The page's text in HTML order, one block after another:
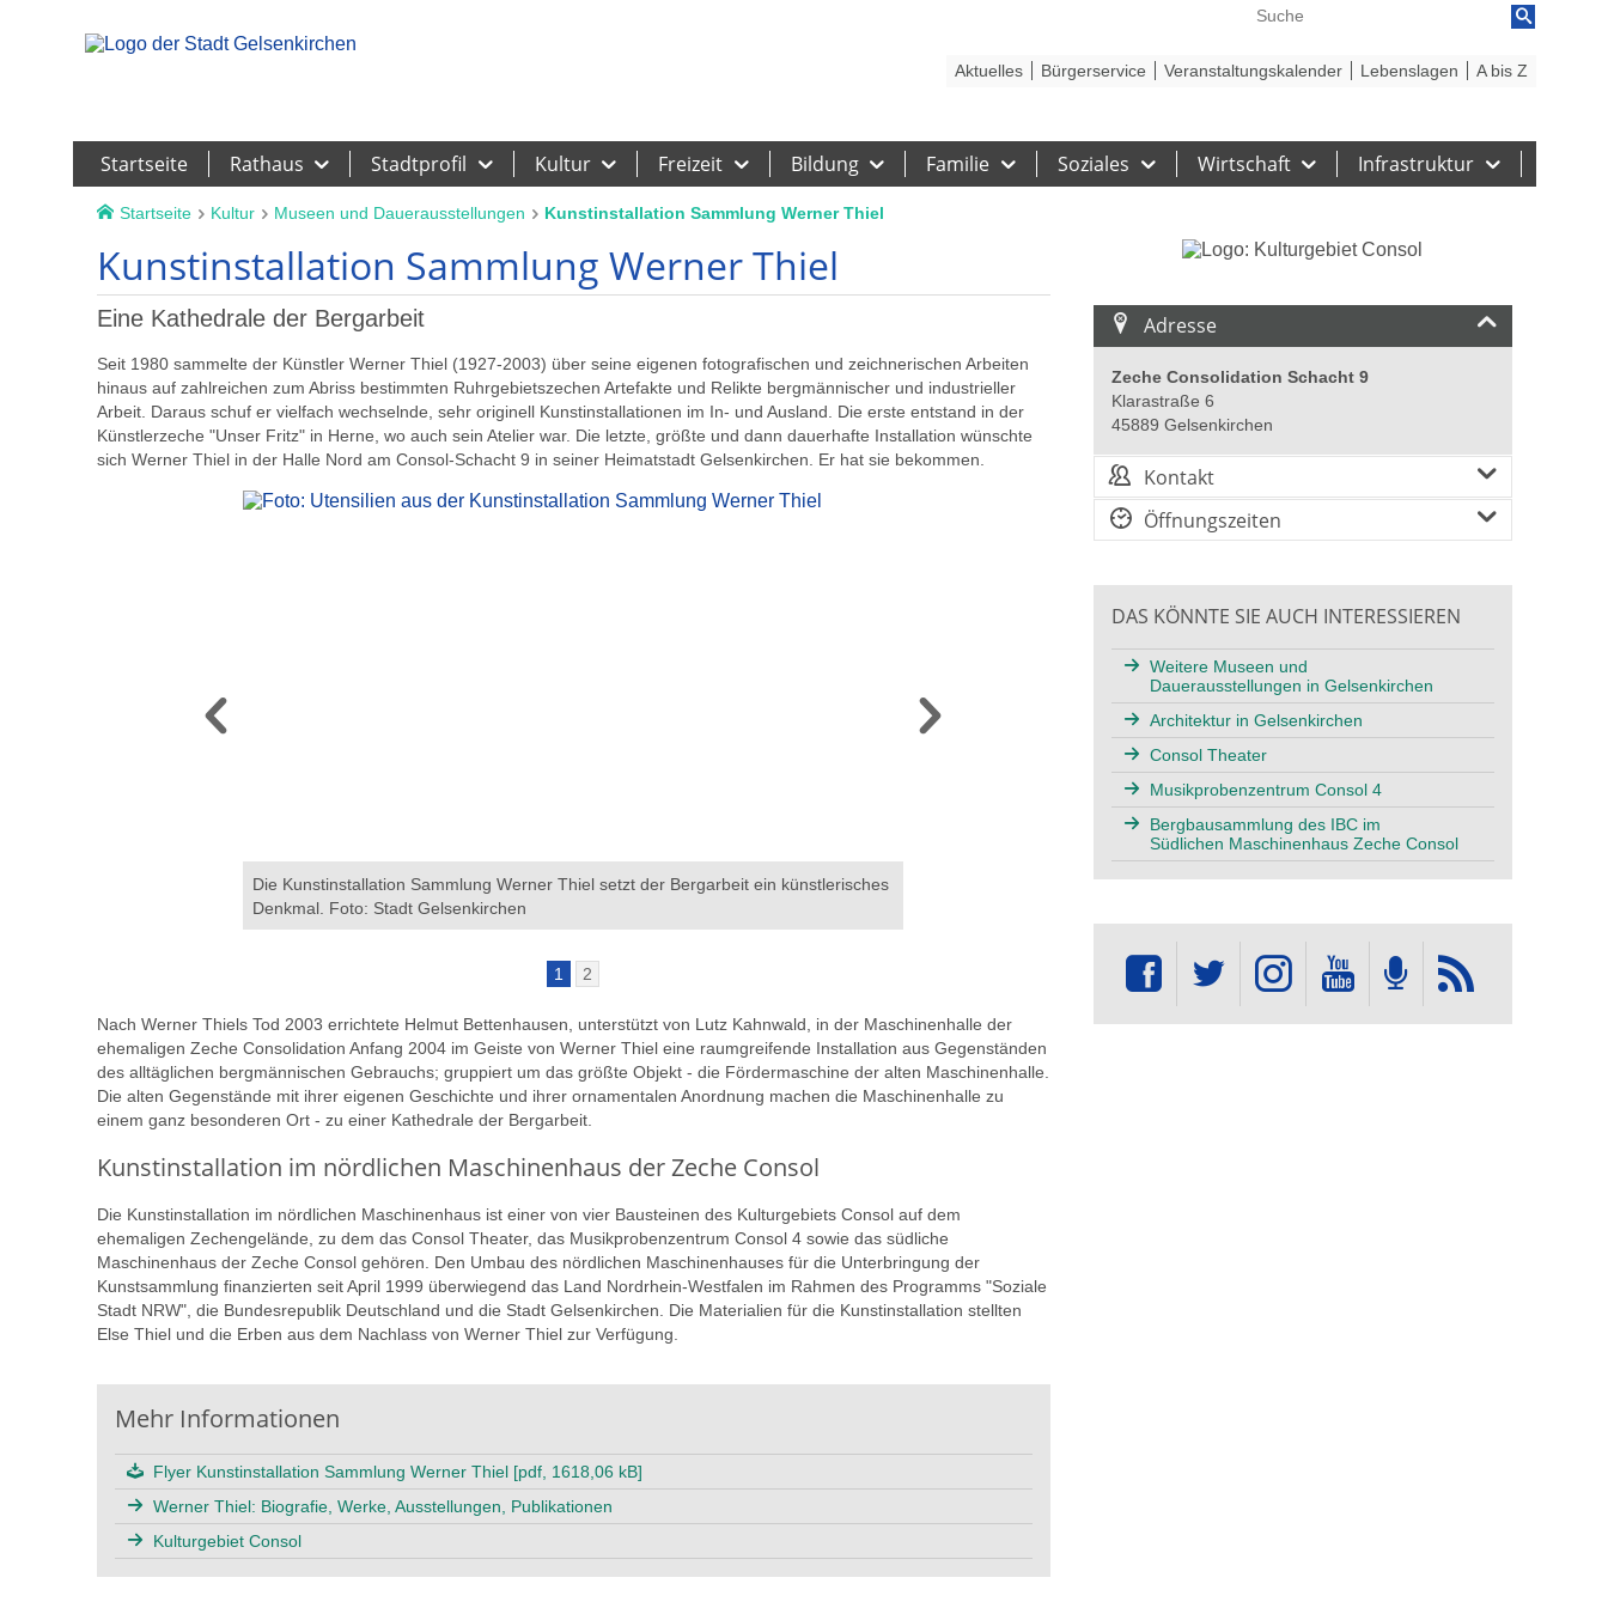
Startseite Rathaus Stadtprofil Kultur Freizeit Bildung Familie Soziales Wirtschaft Infrastruktur
Aktuelles Bürgerservice Veranstaltungskalender Lebenslagen A bis Z
Startseite Kultur Museen und Dauerausstellungen Kunstinstallation Sammlung Werner Thiel
Kunstinstallation Sammlung Werner Thiel
Eine Kathedrale der Bergarbeit
Seit 1980 sammelte der Künstler Werner Thiel (1927-2003) über seine eigenen fotografischen und zeichnerischen Arbeiten
hinaus auf zahlreichen zum Abriss bestimmten Ruhrgebietszechen Artefakte und Relikte bergmännischer und industrieller
Arbeit. Daraus schuf er vielfach wechselnde, sehr originell Kunstinstallationen im In- und Ausland. Die erste entstand in der
Künstlerzeche "Unser Fritz" in Herne, wo auch sein Atelier war. Die letzte, größte und dann dauerhafte Installation wünschte
sich Werner Thiel in der Halle Nord am Consol-Schacht 9 in seiner Heimatstadt Gelsenkirchen. Er hat sie bekommen.
Die Kunstinstallation Sammlung Werner Thiel setzt der Bergarbeit ein künstlerisches
Denkmal. Foto: Stadt Gelsenkirchen
In der Kunstinstallation Sammlung Werner Thiel werden Utensilien des Bergbaus zu
1 2
Nach Werner Thiels Tod 2003 errichtete Helmut Bettenhausen, unterstützt von Lutz Kahnwald, in der Maschinenhalle der
ehemaligen Zeche Consolidation Anfang 2004 im Geiste von Werner Thiel eine raumgreifende Installation aus Gegenständen
des alltäglichen bergmännischen Gebrauchs; gruppiert um das größte Objekt - die Fördermaschine der alten Maschinenhalle.
Die alten Gegenstände mit ihrer eigenen Geschichte und ihrer ornamentalen Anordnung machen die Maschinenhalle zu
einem ganz besonderen Ort - zu einer Kathedrale der Bergarbeit.
Kunstinstallation im nördlichen Maschinenhaus der Zeche Consol
Die Kunstinstallation im nördlichen Maschinenhaus ist einer von vier Bausteinen des Kulturgebiets Consol auf dem
ehemaligen Zechengelände, zu dem das Consol Theater, das Musikprobenzentrum Consol 4 sowie das südliche
Maschinenhaus der Zeche Consol gehören. Den Umbau des nördlichen Maschinenhauses für die Unterbringung der
Kunstsammlung finanzierten seit April 1999 überwiegend das Land Nordrhein-Westfalen im Rahmen des Programms "Soziale
Stadt NRW", die Bundesrepublik Deutschland und die Stadt Gelsenkirchen. Die Materialien für die Kunstinstallation stellten
Else Thiel und die Erben aus dem Nachlass von Werner Thiel zur Verfügung.
Mehr Informationen
Flyer Kunstinstallation Sammlung Werner Thiel [pdf, 1618,06 kB]
Werner Thiel: Biografie, Werke, Ausstellungen, Publikationen
Kulturgebiet Consol
Adresse
Zeche Consolidation Schacht 9
Klarastraße 6
45889 Gelsenkirchen
Kontakt
Öffnungszeiten
DAS KÖNNTE SIE AUCH INTERESSIEREN
Weitere Museen und
Dauerausstellungen in Gelsenkirchen
Architektur in Gelsenkirchen
Consol Theater
Musikprobenzentrum Consol 4
Bergbausammlung des IBC im
Südlichen Maschinenhaus Zeche Consol